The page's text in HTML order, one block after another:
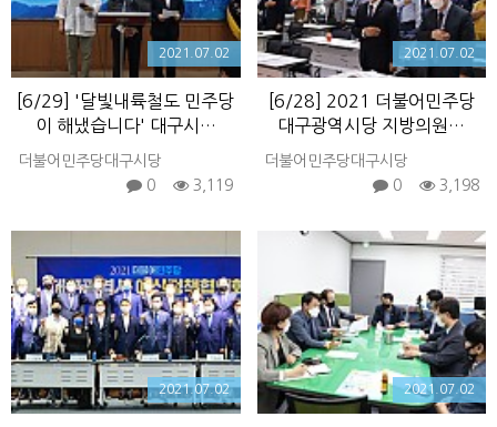
2021.07.02
[6/29] '달빛내륙철도 민주당
이 해냈습니다' 대구시…
더불어민주당대구시당
0
3,119
2021.07.02
[6/28] 2021 더불어민주당
대구광역시당 지방의원…
더불어민주당대구시당
0
3,198
2021.07.02 2021.07.02